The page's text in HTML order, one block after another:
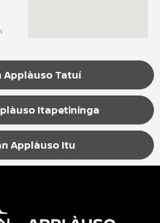
Applàuso Tatuí
Itapetininga
Applàuso Itu